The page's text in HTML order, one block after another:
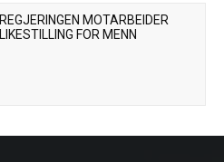
REGJERINGEN MOTARBEIDER
LIKESTILLING FOR MENN